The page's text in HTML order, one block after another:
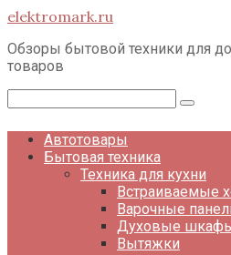
Перейти
контенту
elektromark.ru
Обзоры бытовой техники для
товаров
Автотовары
Бытовая техника
Техника для кухни
Встраиваемые
Варочные
Духовые
Вытяжки